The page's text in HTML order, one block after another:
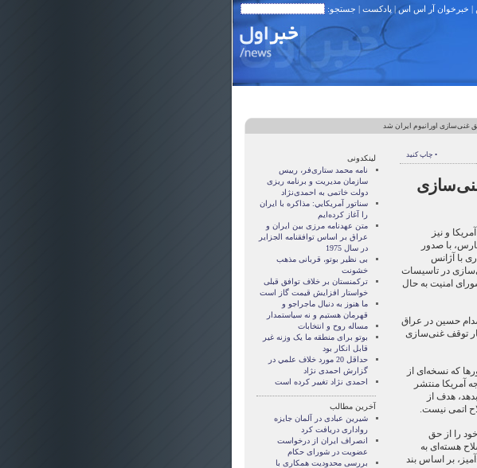
| خبرخوان آر اس اس| پادکست | جستجو:
غنی‌سازی اورانیوم ایران شد
• چاپ کنید
و نیز
با صدور
با آژانس
در تاسیسات
امنیت به حال
حسین در عراق
توقف غنی‌سازی
که نسخه‌ای از
آمریکا منتشر
هدف از
اتمی نیست.
را از حق
هسته‌ای به
بر اساس بند
لینکدونی
نامه محمد ستاری‌فر، رییس
سازمان مدیریت و برنامه ریزی
دولت خاتمی به احمدی‌نژاد
سناتور آمريکايي: مذاکره با ايران
را آغاز کرده‌ايم
متن عهدنامه مرزى بين ايران و
عراق بر اساس توافقنامه الجزاير
در سال 1975
بی نظیر بوتو، قربانی مذهب
خشونت
ترکمنستان بر خلاف توافق قبلی
خواستار افزایش قیمت گاز است
ما هنوز به دنبال ماجراجو و
قهرمان هستيم و نه سياستمدار
مساله روح و انتخابات
بوتو برای منطقه ما یک وزنه غیر
قابل انکار بود
حداقل 20 مورد خلاف علمي در
گزارش احمدی نژاد
احمدی نژاد تغییر کرده است
آخرین مطالب
شیرین عبادی در آلمان جایزه
رواداری دریافت کرد
انصراف ایران از درخواست
عضویت در شورای حکام
بررسی محدودیت‌ همکاری با